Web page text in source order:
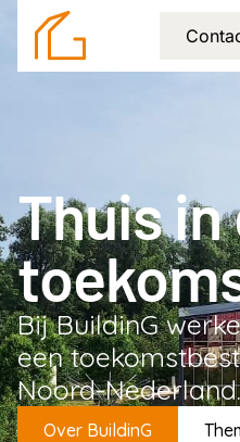
Thuis in
Bij BuildinG
een
Noord-Nederland.
Over BuildinG